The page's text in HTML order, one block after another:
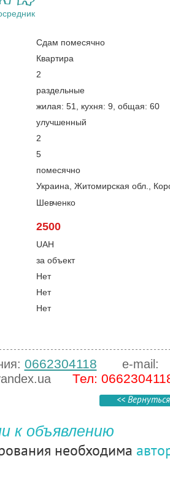
Сдам помесячно
Квартира
2
раздельные
жилая: 51, кухня: 9, общая: 60
улучшенный
2
5
помесячно
Украина, Житомирская обл.,
Шевченко
2500
UAH
за объект
Нет
Нет
Нет
0662304118
e-mail:
Тел:
<<
к объявлению
необходима